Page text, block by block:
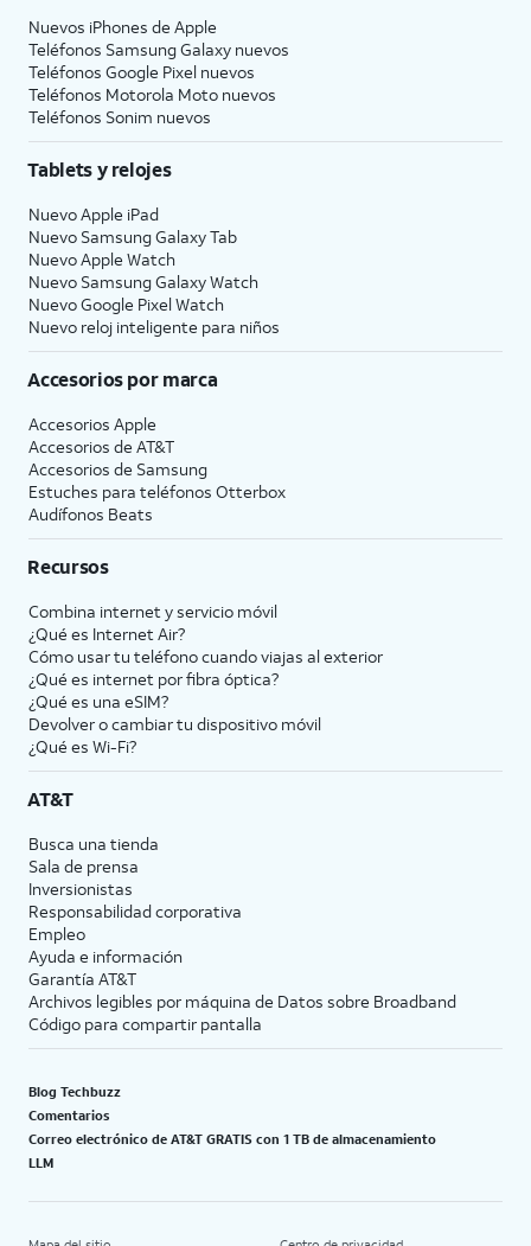
Nuevos iPhones de Apple
Teléfonos Samsung Galaxy nuevos
Teléfonos Google Pixel nuevos
Teléfonos Motorola Moto nuevos
Teléfonos Sonim nuevos
Tablets y relojes
Nuevo Apple iPad
Nuevo Samsung Galaxy Tab
Nuevo Apple Watch
Nuevo Samsung Galaxy Watch
Nuevo Google Pixel Watch
Nuevo reloj inteligente para niños
Accesorios por marca
Accesorios Apple
Accesorios de AT&T
Accesorios de Samsung
Estuches para teléfonos Otterbox
Audífonos Beats
Recursos
Combina internet y servicio móvil
¿Qué es Internet Air?
Cómo usar tu teléfono cuando viajas al exterior
¿Qué es internet por fibra óptica?
¿Qué es una eSIM?
Devolver o cambiar tu dispositivo móvil
¿Qué es Wi-Fi?
AT&T
Busca una tienda
Sala de prensa
Inversionistas
Responsabilidad corporativa
Empleo
Ayuda e información
Garantía AT&T
Archivos legibles por máquina de Datos sobre Broadband
Código para compartir pantalla
Blog Techbuzz
Comentarios
Correo electrónico de AT&T GRATIS con 1 TB de almacenamiento
LLM